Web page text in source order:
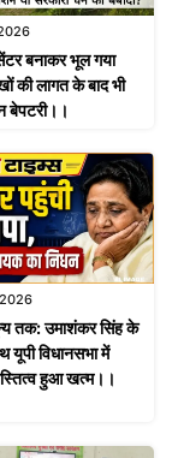
बनाकर भूल गया
की लागत के बाद भी
बेपटरी।।
तक: उमाशंकर सिंह के
यूपी विधानसभा में
हुआ खत्म।।